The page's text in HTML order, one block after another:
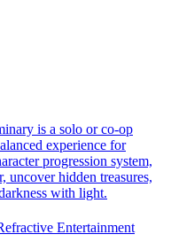
is a solo or co-op
experience for
progression system,
uncover hidden treasures,
with light.
Entertainment